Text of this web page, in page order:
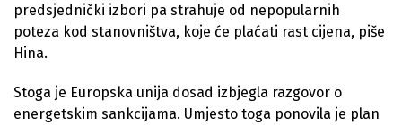
predsjednički izbori pa strahuje od nepopularnih
poteza kod stanovništva, koje će plaćati rast cijena, piše
Hina.
Stoga je Europska unija dosad izbjegla razgovor o
energetskim sankcijama. Umjesto toga ponovila je plan